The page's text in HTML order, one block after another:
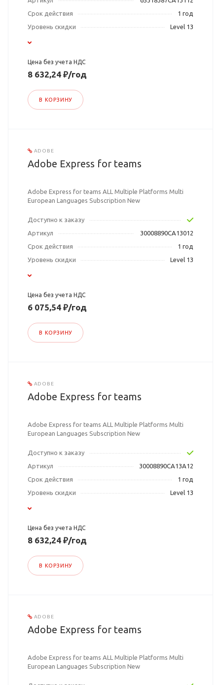
Срок действия
1 год
Уровень скидки
Level 13
Цена без учета НДС
8 632,24 ₽/год
В КОРЗИНУ
ADOBE
Adobe Express for teams
Adobe Express for teams ALL Multiple Platforms Multi
European Languages Subscription New
Доступно к заказу
Артикул
30008890CA13012
Срок действия
1 год
Уровень скидки
Level 13
Цена без учета НДС
6 075,54 ₽/год
В КОРЗИНУ
ADOBE
Adobe Express for teams
Adobe Express for teams ALL Multiple Platforms Multi
European Languages Subscription New
Доступно к заказу
Артикул
30008890CA13A12
Срок действия
1 год
Уровень скидки
Level 13
Цена без учета НДС
8 632,24 ₽/год
В КОРЗИНУ
ADOBE
Adobe Express for teams
Adobe Express for teams ALL Multiple Platforms Multi
European Languages Subscription New